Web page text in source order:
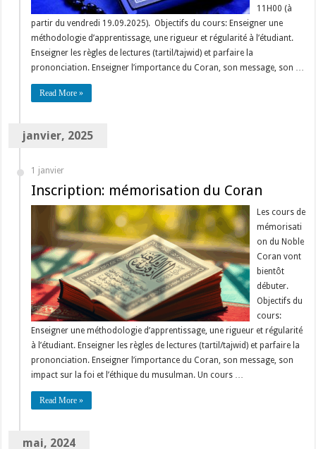
11H00 (à
partir du vendredi 19.09.2025). Objectifs du cours: Enseigner une
méthodologie d’apprentissage, une rigueur et régularité à l’étudiant.
Enseigner les règles de lectures (tartil/tajwid) et parfaire la
prononciation. Enseigner l’importance du Coran, son message, son …
Read More »
janvier, 2025
1 janvier
Inscription: mémorisation du Coran
Les cours de
mémorisati
on du Noble
Coran vont
bientôt
débuter.
Objectifs du
cours:
Enseigner une méthodologie d’apprentissage, une rigueur et régularité
à l’étudiant. Enseigner les règles de lectures (tartil/tajwid) et parfaire la
prononciation. Enseigner l’importance du Coran, son message, son
impact sur la foi et l’éthique du musulman. Un cours …
Read More »
mai, 2024